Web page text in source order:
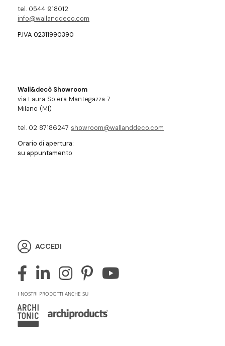
tel. 0544 918012
info@wallanddeco.com
P.IVA 02311990390
Wall&decò Showroom
via Laura Solera Mantegazza 7
Milano (MI)
tel. 02 87186247 showroom@wallanddeco.com
Orario di apertura:
su appuntamento
ACCEDI
I NOSTRI PRODOTTI ANCHE SU